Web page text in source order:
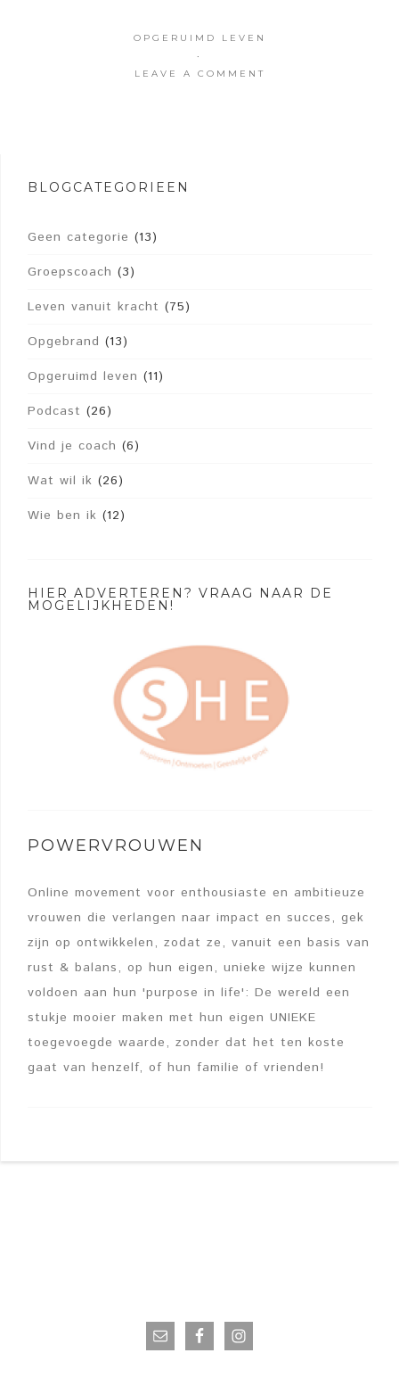
OPGERUIMD LEVEN
·
LEAVE A COMMENT
BLOGCATEGORIEËN
Geen categorie (13)
Groepscoach (3)
Leven vanuit kracht (75)
Opgebrand (13)
Opgeruimd leven (11)
Podcast (26)
Vind je coach (6)
Wat wil ik (26)
Wie ben ik (12)
HIER ADVERTEREN? VRAAG NAAR DE
MOGELIJKHEDEN!
POWERVROUWEN
Online movement voor enthousiaste en ambitieuze
vrouwen die verlangen naar impact en succes, gek
zijn op ontwikkelen, zodat ze, vanuit een basis van
rust & balans, op hun eigen, unieke wijze kunnen
voldoen aan hun 'purpose in life': De wereld een
stukje mooier maken met hun eigen UNIEKE
toegevoegde waarde, zonder dat het ten koste
gaat van henzelf, of hun familie of vrienden!